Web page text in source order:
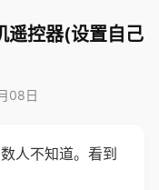
遥控器(设置自己
08日
人不知道。看到